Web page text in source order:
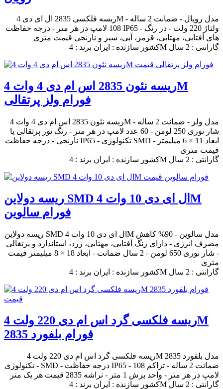
ریسه فلکسی 2835 ال ای دی 4M مدل رویال - ضمانت 2 ساله -
108 لامپ در هر متر - درجه حفاظت IP65 - ولتاژ 220 ولت - در رنگ
های آفتابی، مهتابی، قرمز، آبی، سبز و نارنجی قیمت متری
کشور سازنده : ایران برند : 4M گارانتی : 2 سال
ریسه نئون 2835 اس ام دی 4 وات 4M
فورام ولز پرتقالی
ریسه نئون 2835 اس ام دی 4 وات 4M مدل ولز - ضمانت 2 ساله -
شار نوری 250 لومن - 60 عدد لامپ در هر متر - رنگ نور پرتقالی یا
نارنجی - درجه حفاظت IP65 - تکنولوژی SMD - ابعاد 11 × 6 میلیمتر
قیمت متری
کشور سازنده : ایران برند : 4M گارانتی : 2 سال
ریسه دولاین SMD ال ای دی 10 وات 4M
فورام سالوین
ریسه دولاین SMD ال ای دی 10 وات 4M مدل سالوین - 90% کاهش
مصرف انرژی - دارای رنگ آفتابی، مهتابی، زرد، استاندارد و پرتغالی
- شار نوری 650 لومن - 2 سال ضمانت - ابعاد 18 × 8 میلیمتر قیمت
متری
کشور سازنده : ایران برند : 4M گارانتی : 2 سال
ریسه فلکسی گرد اس ام دی 220 ولت 4M
فورام بلفورد 2835
ریسه فلکسی گرد اس ام دی 220 ولت 4M مدل بلفورد 2835
- تکنولوژی SMD - درجه حفاظت IP65 - ضمانت 2 ساله - تراکم 108
لامپ در هر متر - واحد برش 1 متر - تراشه 2835 قیمت هر یک متر
کشور سازنده : ایران برند : 4M گارانتی : 2 سال